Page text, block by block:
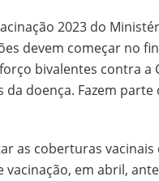
2023 do
devem começar no
bivalentes contra
doença. Fazem
as coberturas
vacinação, em abril,